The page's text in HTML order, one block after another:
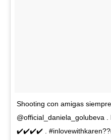
Shooting con amigas
@official_daniela_golubeva
✔️✔️✔️✔️ .